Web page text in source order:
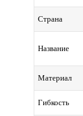
Страна
Название
Материал
Гибкость